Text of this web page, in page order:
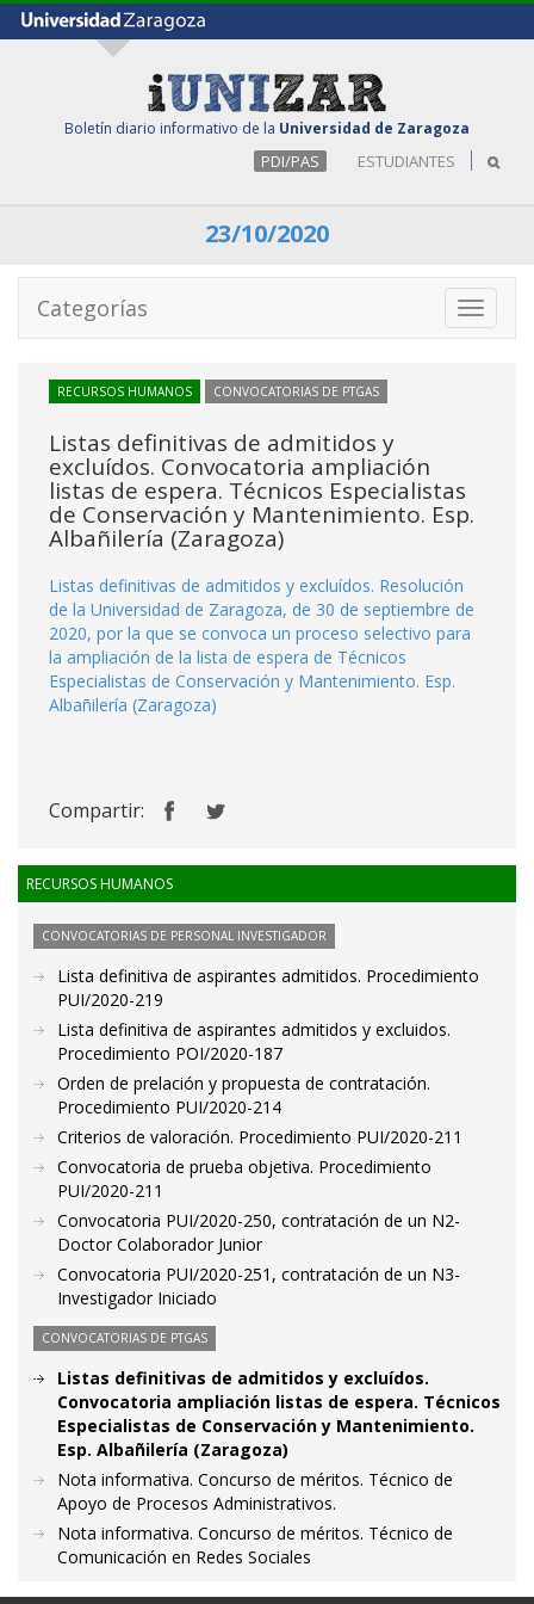
Boletín diario informativo de la Universidad de Zaragoza
PDI/PAS ESTUDIANTES
23/10/2020
Toggle
Categorías
RECURSOS HUMANOS CONVOCATORIAS DE PTGAS
Listas definitivas de admitidos y
excluídos. Convocatoria ampliación
listas de espera. Técnicos Especialistas
de Conservación y Mantenimiento. Esp.
Albañilería (Zaragoza)
Listas definitivas de admitidos y excluídos. Resolución
de la Universidad de Zaragoza, de 30 de septiembre de
2020, por la que se convoca un proceso selectivo para
la ampliación de la lista de espera de Técnicos
Especialistas de Conservación y Mantenimiento. Esp.
Albañilería (Zaragoza)
Compartir:
RECURSOS HUMANOS
CONVOCATORIAS DE PERSONAL INVESTIGADOR
Lista definitiva de aspirantes admitidos. Procedimiento
PUI/2020-219
Lista definitiva de aspirantes admitidos y excluidos.
Procedimiento POI/2020-187
Orden de prelación y propuesta de contratación.
Procedimiento PUI/2020-214
Criterios de valoración. Procedimiento PUI/2020-211
Convocatoria de prueba objetiva. Procedimiento
PUI/2020-211
Convocatoria PUI/2020-250, contratación de un N2-
Doctor Colaborador Junior
Convocatoria PUI/2020-251, contratación de un N3-
Investigador Iniciado
CONVOCATORIAS DE PTGAS
Listas definitivas de admitidos y excluídos.
Convocatoria ampliación listas de espera. Técnicos
Especialistas de Conservación y Mantenimiento.
Esp. Albañilería (Zaragoza)
Nota informativa. Concurso de méritos. Técnico de
Apoyo de Procesos Administrativos.
Nota informativa. Concurso de méritos. Técnico de
Comunicación en Redes Sociales